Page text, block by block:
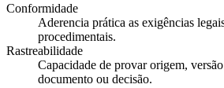
Conformidade
Aderencia prática as exigências
procedimentais.
Rastreabilidade
Capacidade de provar origem,
documento ou decisão.